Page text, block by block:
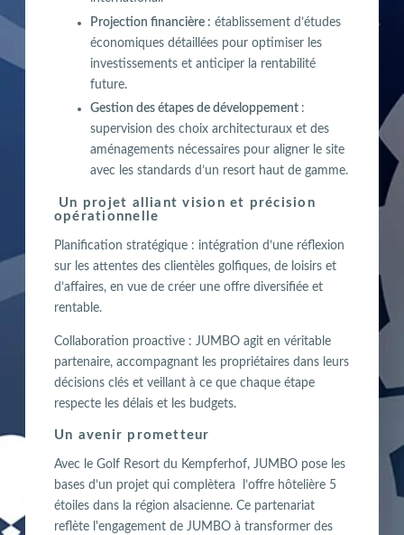
Projection financière : établissement d’études
économiques détaillées pour optimiser les
investissements et anticiper la rentabilité
future.
Gestion des étapes de développement :
supervision des choix architecturaux et des
aménagements nécessaires pour aligner le site
avec les standards d’un resort haut de gamme.
Un projet alliant vision et précision
opérationnelle
Planification stratégique : intégration d’une réflexion
sur les attentes des clientèles golfiques, de loisirs et
d’affaires, en vue de créer une offre diversifiée et
rentable.
Collaboration proactive : JUMBO agit en véritable
partenaire, accompagnant les propriétaires dans leurs
décisions clés et veillant à ce que chaque étape
respecte les délais et les budgets.
Un avenir prometteur
Avec le Golf Resort du Kempferhof, JUMBO pose les
bases d’un projet qui complètera l’offre hôtelière 5
étoiles dans la région alsacienne. Ce partenariat
reflète l'engagement de JUMBO à transformer des